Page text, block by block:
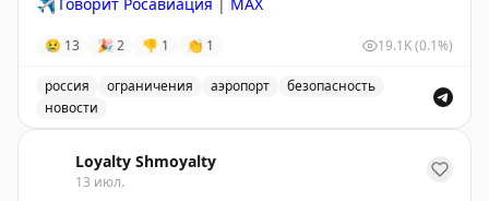
каждая улыбка, подаренная пассажирам, обязательно
😢 13 🎉 2 👎 1 👏 1 19.1K(0.1%)
россия ограничения аэропорт
безопасность
новости
Loyalty Shmoyalty
13 июл.